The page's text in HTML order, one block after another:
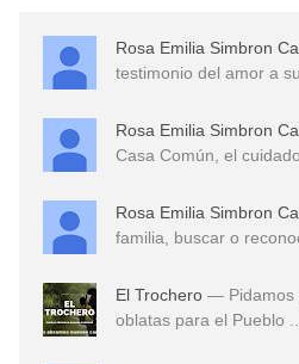
Rosa Emilia Simbron
testimonio del amor a
Rosa Emilia Simbron
Casa Común, el
Rosa Emilia Simbron
familia, buscar o
El Trochero — Pidamos por las vocaciones
oblatas para el Pueblo ...